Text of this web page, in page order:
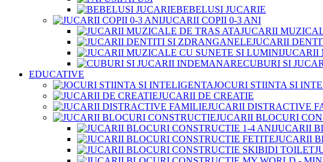
BEBELUSI JUCARIE
JUCARII COPII 0-3 ANI
JUCARII
JUCARII
JUCARII
CUBURI SI
EDUCATIVE
JOCURI STIINTA SI
JUCARII DE CREATIE
JUCARII DISTRACTIVE
JUCARII BLOCURI
JUCARII
JUCARII